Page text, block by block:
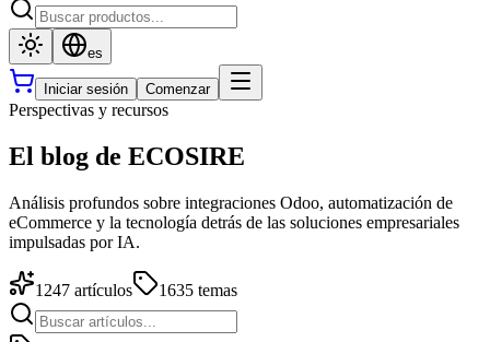
es
Iniciar sesión Comenzar
Perspectivas y recursos
El blog de ECOSIRE
Análisis profundos sobre integraciones Odoo, automatización de
eCommerce y la tecnología detrás de las soluciones empresariales
impulsadas por IA.
1247 artículos 1635 temas